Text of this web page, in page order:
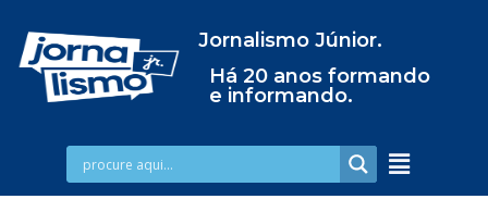
Jornalismo Júnior.
Há 20 anos formando
e informando.